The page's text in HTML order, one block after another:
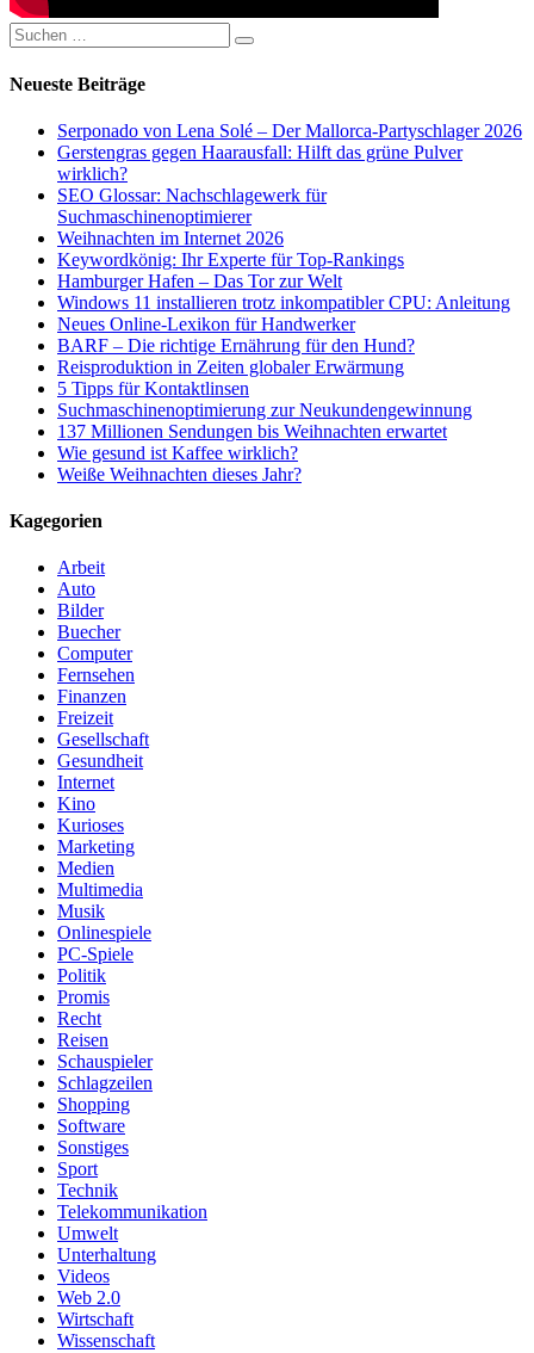
Suchen
nach:
Suchen
Neueste Beiträge
Serponado von Lena Solé – Der Mallorca-Partyschlager 2026
Gerstengras gegen Haarausfall: Hilft das grüne Pulver
wirklich?
SEO Glossar: Nachschlagewerk für
Suchmaschinenoptimierer
Weihnachten im Internet 2026
Keywordkönig: Ihr Experte für Top-Rankings
Hamburger Hafen – Das Tor zur Welt
Windows 11 installieren trotz inkompatibler CPU: Anleitung
Neues Online-Lexikon für Handwerker
BARF – Die richtige Ernährung für den Hund?
Reisproduktion in Zeiten globaler Erwärmung
5 Tipps für Kontaktlinsen
Suchmaschinenoptimierung zur Neukundengewinnung
137 Millionen Sendungen bis Weihnachten erwartet
Wie gesund ist Kaffee wirklich?
Weiße Weihnachten dieses Jahr?
Kagegorien
Arbeit
Auto
Bilder
Buecher
Computer
Fernsehen
Finanzen
Freizeit
Gesellschaft
Gesundheit
Internet
Kino
Kurioses
Marketing
Medien
Multimedia
Musik
Onlinespiele
PC-Spiele
Politik
Promis
Recht
Reisen
Schauspieler
Schlagzeilen
Shopping
Software
Sonstiges
Sport
Technik
Telekommunikation
Umwelt
Unterhaltung
Videos
Web 2.0
Wirtschaft
Wissenschaft